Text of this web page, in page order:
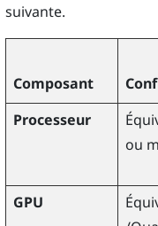
suivante.
Composant
Processeur
ou
GPU